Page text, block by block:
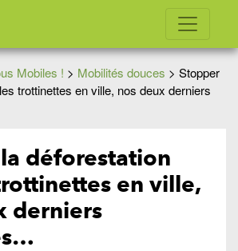
Mobiles ! > Mobilités douces > Stopper
trottinettes en ville, nos deux derniers
déforestation
en ville,
derniers